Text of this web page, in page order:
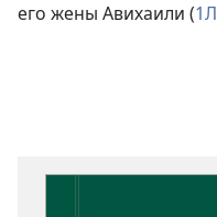
его жены Авихаили (